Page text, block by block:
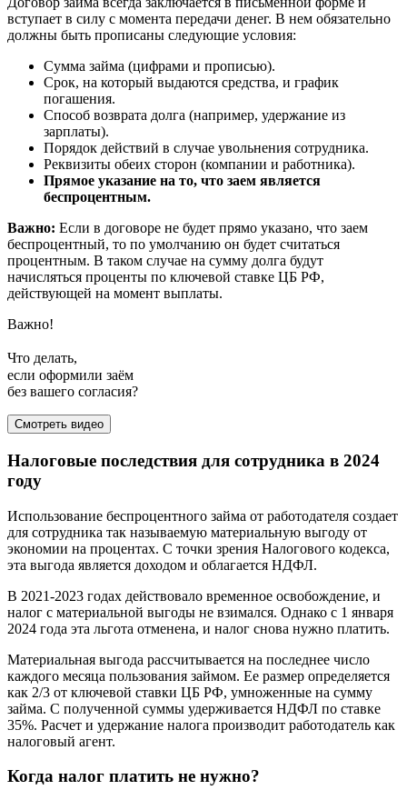
вступает в силу с момента передачи денег. В нем обязательно
должны быть прописаны следующие условия:
Сумма займа (цифрами и прописью).
Срок, на который выдаются средства, и график
погашения.
Способ возврата долга (например, удержание из
зарплаты).
Порядок действий в случае увольнения сотрудника.
Реквизиты обеих сторон (компании и работника).
Прямое указание на то, что заем является
беспроцентным.
Важно: Если в договоре не будет прямо указано, что заем
беспроцентный, то по умолчанию он будет считаться
процентным. В таком случае на сумму долга будут
начисляться проценты по ключевой ставке ЦБ РФ,
действующей на момент выплаты.
Важно!
Что делать,
если оформили заём
без вашего согласия?
Смотреть видео
Налоговые последствия для сотрудника в 2024
году
Использование беспроцентного займа от работодателя создает
для сотрудника так называемую материальную выгоду от
экономии на процентах. С точки зрения Налогового кодекса,
эта выгода является доходом и облагается НДФЛ.
В 2021-2023 годах действовало временное освобождение, и
налог с материальной выгоды не взимался. Однако с 1 января
2024 года эта льгота отменена, и налог снова нужно платить.
Материальная выгода рассчитывается на последнее число
каждого месяца пользования займом. Ее размер определяется
как 2/3 от ключевой ставки ЦБ РФ, умноженные на сумму
займа. С полученной суммы удерживается НДФЛ по ставке
35%. Расчет и удержание налога производит работодатель как
налоговый агент.
Когда налог платить не нужно?